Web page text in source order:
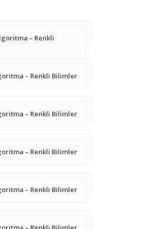
– Renkli
– Renkli Bilimler
– Renkli Bilimler
– Renkli Bilimler
– Renkli Bilimler